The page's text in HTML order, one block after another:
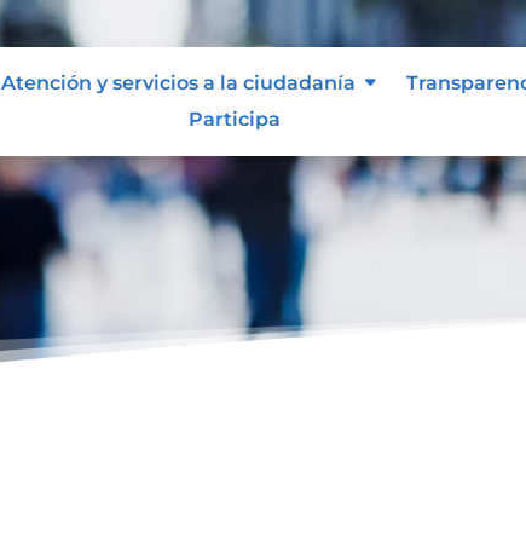
Atención y servicios a la ciudadanía
Participa